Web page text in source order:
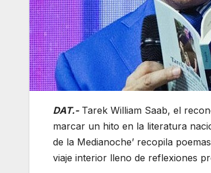
DAT.-Tarek William Saab, el
marcar un hito en la literatura
de la Medianoche’ recopila
viaje interior lleno de reflexiones